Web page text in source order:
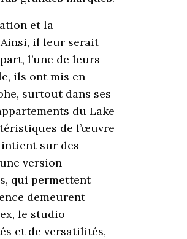
et la
il leur serait
l’une de leurs
ils ont mis en
surtout dans ses
du Lake
de l’œuvre
sur des
version
qui permettent
demeurent
le studio
et de versatilités,